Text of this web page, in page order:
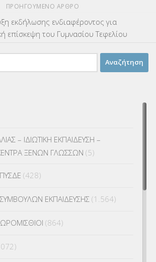
ΠΡΟΗΓΟΎΜΕΝΟ ΆΡΘΡΟ
εκδήλωσης ενδιαφέροντος για
επίσκεψη του Γυμνασίου Τεφελίου
– ΙΔΙΩΤΙΚΗ ΕΚΠΑΙΔΕΥΣΗ –
ΞΕΝΩΝ ΓΛΩΣΣΩΝ (5)
(428)
ΕΚΠΑΙΔΕΥΣΗΣ (1.564)
(864)